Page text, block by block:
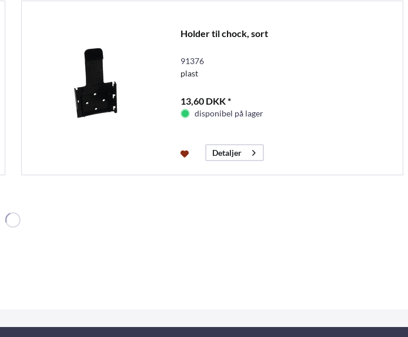
Holder til chock, sort
91376
plast
13,60 DKK *
disponibel på lager
Detaljer